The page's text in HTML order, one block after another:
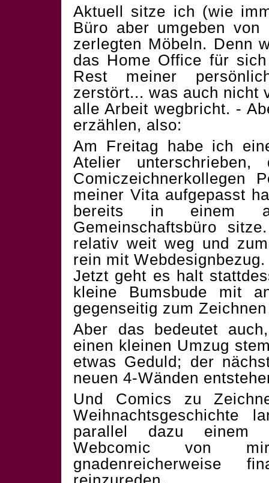
Aktuell sitze ich (wie
Büro aber umgeben von
zerlegten Möbeln. Denn
das Home Office für
Rest meiner
zerstört... was auch nicht
alle Arbeit wegbricht. -
erzählen, also:
Am Freitag habe ich
Atelier
Comiczeichnerkollegen
meiner Vita aufgepasst
bereits in einem
Gemeinschaftsbüro
relativ weit weg und
rein mit Webdesignbezug.
Jetzt geht es halt
kleine Bumsbude mit
gegenseitig zum
Aber das bedeutet
einen kleinen Umzug
etwas Geduld; der
neuen 4-Wänden
Und Comics zu
Weihnachtsgeschichte
parallel dazu einem
Webcomic von
gnadenreicherweise